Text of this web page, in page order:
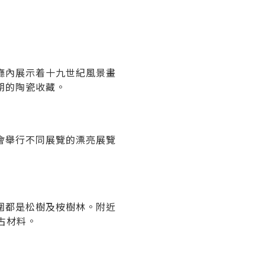
展示着十九世紀風景畫
陶瓷收藏。
行不同展覽的漂亮展覽
是松樹及桉樹林。附近
材料。